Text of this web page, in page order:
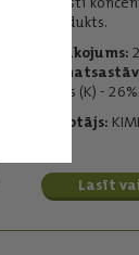
produkts.
Iepakojums:
kālijs (K) - 26%
Ražotājs:
Lasīt